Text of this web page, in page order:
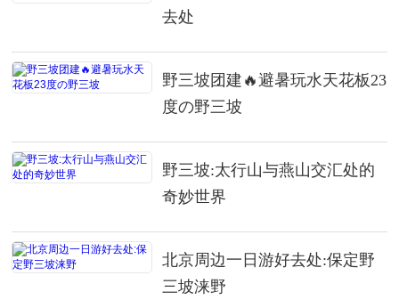
去处
野三坡团建🔥避暑玩水天花板23
度の野三坡
野三坡:太行山与燕山交汇处的
奇妙世界
北京周边一日游好去处:保定野
三坡涞野